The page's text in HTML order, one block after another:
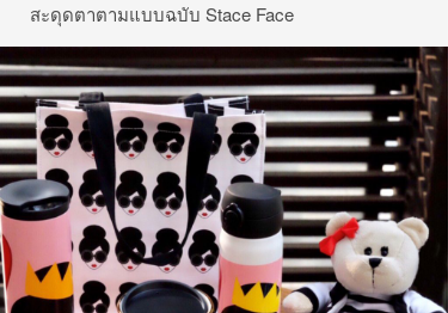
สะดุดตาตามแบบฉบับ Stace Face